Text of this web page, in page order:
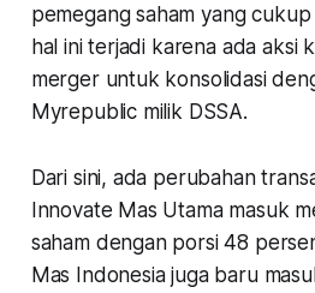
pemegang saham yang
hal ini terjadi karena ada aksi
merger untuk konsolidasi
Myrepublic milik DSSA.
Dari sini, ada perubahan
Innovate Mas Utama masuk
saham dengan porsi 48
Mas Indonesia juga baru